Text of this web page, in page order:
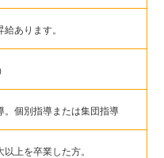
あります。
。個別指導または集団指導
上を卒業した方。